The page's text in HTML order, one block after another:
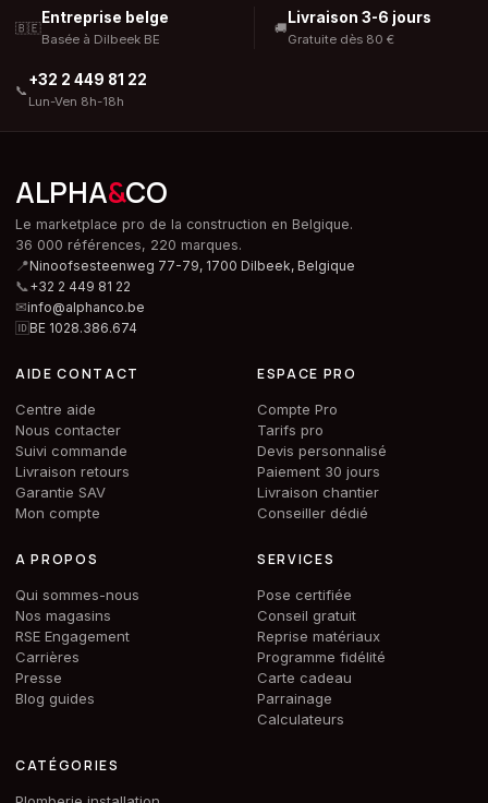
🇧🇪
Entreprise belge
Basée à Dilbeek BE
🚚
Livraison 3-6 jours
Gratuite dès 80 €
📞
+32 2 449 81 22
Lun-Ven 8h-18h
ALPHA&CO
Le marketplace pro de la construction en Belgique.
36 000 références, 220 marques.
📍Ninoofsesteenweg 77-79, 1700 Dilbeek, Belgique
📞+32 2 449 81 22
✉info@alphanco.be
🆔BE 1028.386.674
AIDE CONTACT
Centre aide
Nous contacter
Suivi commande
Livraison retours
Garantie SAV
Mon compte
ESPACE PRO
Compte Pro
Tarifs pro
Devis personnalisé
Paiement 30 jours
Livraison chantier
Conseiller dédié
A PROPOS
Qui sommes-nous
Nos magasins
RSE Engagement
Carrières
Presse
Blog guides
SERVICES
Pose certifiée
Conseil gratuit
Reprise matériaux
Programme fidélité
Carte cadeau
Parrainage
Calculateurs
CATÉGORIES